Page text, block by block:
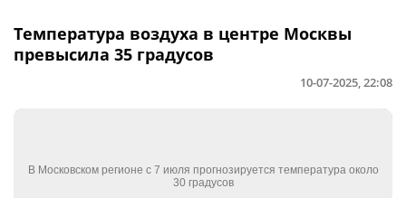
Температура воздуха в центре Москвы
превысила 35 градусов
10-07-2025, 22:08